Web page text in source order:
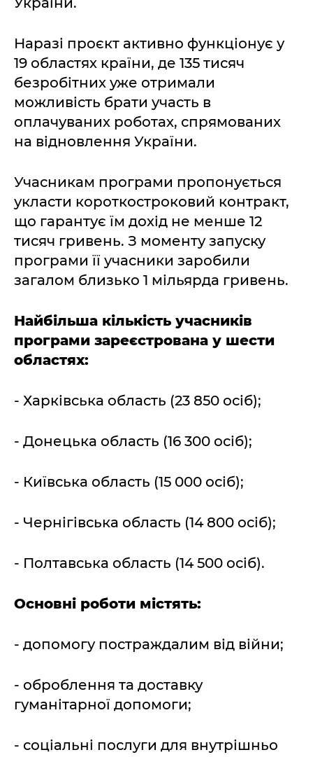
Наразі проєкт активно функціонує у
19 областях країни, де 135 тисяч
безробітних уже отримали
можливість брати участь в
оплачуваних роботах, спрямованих
на відновлення України.
Учасникам програми пропонується
укласти короткостроковий контракт,
що гарантує їм дохід не менше 12
тисяч гривень. З моменту запуску
програми її учасники заробили
загалом близько 1 мільярда гривень.
Найбільша кількість учасників
програми зареєстрована у шести
областях:
- Харківська область (23 850 осіб);
- Донецька область (16 300 осіб);
- Київська область (15 000 осіб);
- Чернігівська область (14 800 осіб);
- Полтавська область (14 500 осіб).
Основні роботи містять:
- допомогу постраждалим від війни;
- оброблення та доставку
гуманітарної допомоги;
- соціальні послуги для внутрішньо